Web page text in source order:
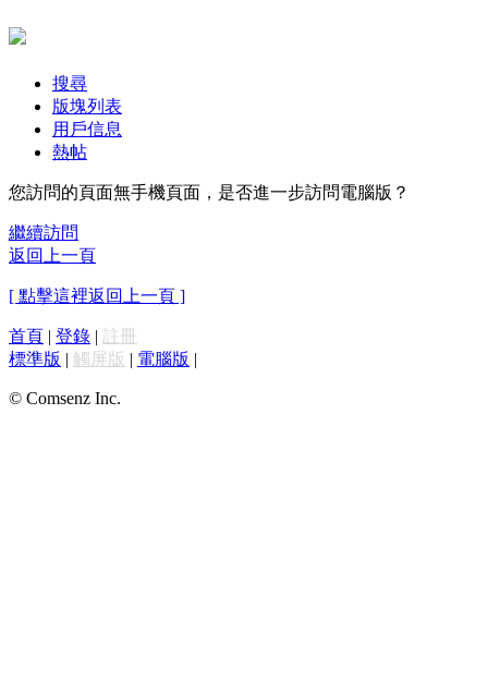
搜尋
版塊列表
用戶信息
熱帖
您訪問的頁面無手機頁面，是否進一步訪問電腦版？
繼續訪問
返回上一頁
[ 點擊這裡返回上一頁 ]
首頁 | 登錄 | 註冊
標準版 | 觸屏版 | 電腦版 |
© Comsenz Inc.